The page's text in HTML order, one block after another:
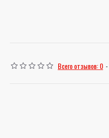
Всего отзывов: 0 -